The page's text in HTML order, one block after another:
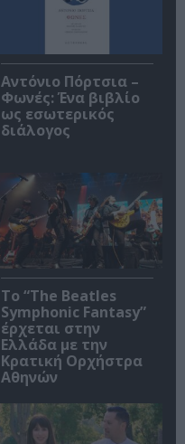
Αντόνιο Πόρτσια –
Φωνές: Ένα βιβλίο
ως εσωτερικός
διάλογος
Το “The Beatles
Symphonic Fantasy”
έρχεται στην
Ελλάδα με την
Κρατική Ορχήστρα
Αθηνών